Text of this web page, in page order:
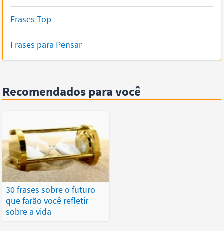
Frases Top
Frases para Pensar
Recomendados para você
30 frases sobre o futuro
que farão você refletir
sobre a vida